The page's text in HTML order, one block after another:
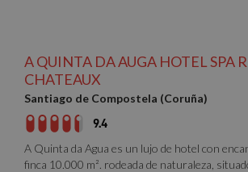
A QUINTA DA AUGA HOTEL SPA
CHATEAUX
Santiago de Compostela (Coruña)
9.4
A Quinta da Agua es un lujo de hotel con
finca 10.000 m². rodeada de naturaleza,